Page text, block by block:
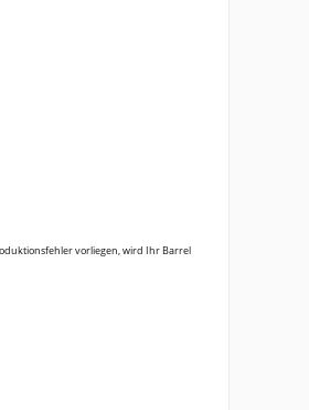
vorliegen, wird Ihr Barrel